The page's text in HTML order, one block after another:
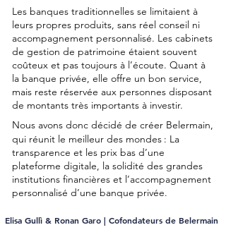
Les banques traditionnelles se limitaient à
leurs propres produits, sans réel conseil ni
accompagnement personnalisé. Les cabinets
de gestion de patrimoine étaient souvent
coûteux et pas toujours à l’écoute. Quant à
la banque privée, elle offre un bon service,
mais reste réservée aux personnes disposant
de montants très importants à investir.
Nous avons donc décidé de créer Belermain,
qui réunit le meilleur des mondes : La
transparence et les prix bas d’une
plateforme digitale, la solidité des grandes
institutions financières et l’accompagnement
personnalisé d’une banque privée.
Elisa Gullì & Ronan Garo | Cofondateurs de Belermain